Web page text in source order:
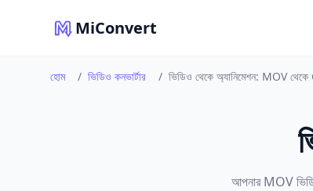
MiConvert
হোম / ভিডিও কনভার্টার / ভিডিও থেকে অ্যানিমেশন: MOV
আপনার MOV